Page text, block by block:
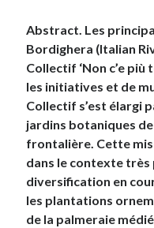
Abstract. Les
Bordighera (Italian
Collectif ‘Non c’e
les initiatives et de
Collectif s’est élargi
jardins botaniques
frontalière. Cette
dans le contexte très
diversification en
les plantations
de la palmeraie